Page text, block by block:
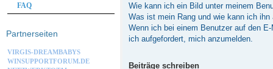
Wie kann ich ein Bild unter meinem
Was ist mein Rang und wie kann ich ihn
Wenn ich bei einem Benutzer auf den
ich aufgefordert, mich anzumelden.
Beiträge schreiben
FAQ
Partnerseiten
VIRGIS-DREAMBABYS
WINSUPPORTFORUM.DE